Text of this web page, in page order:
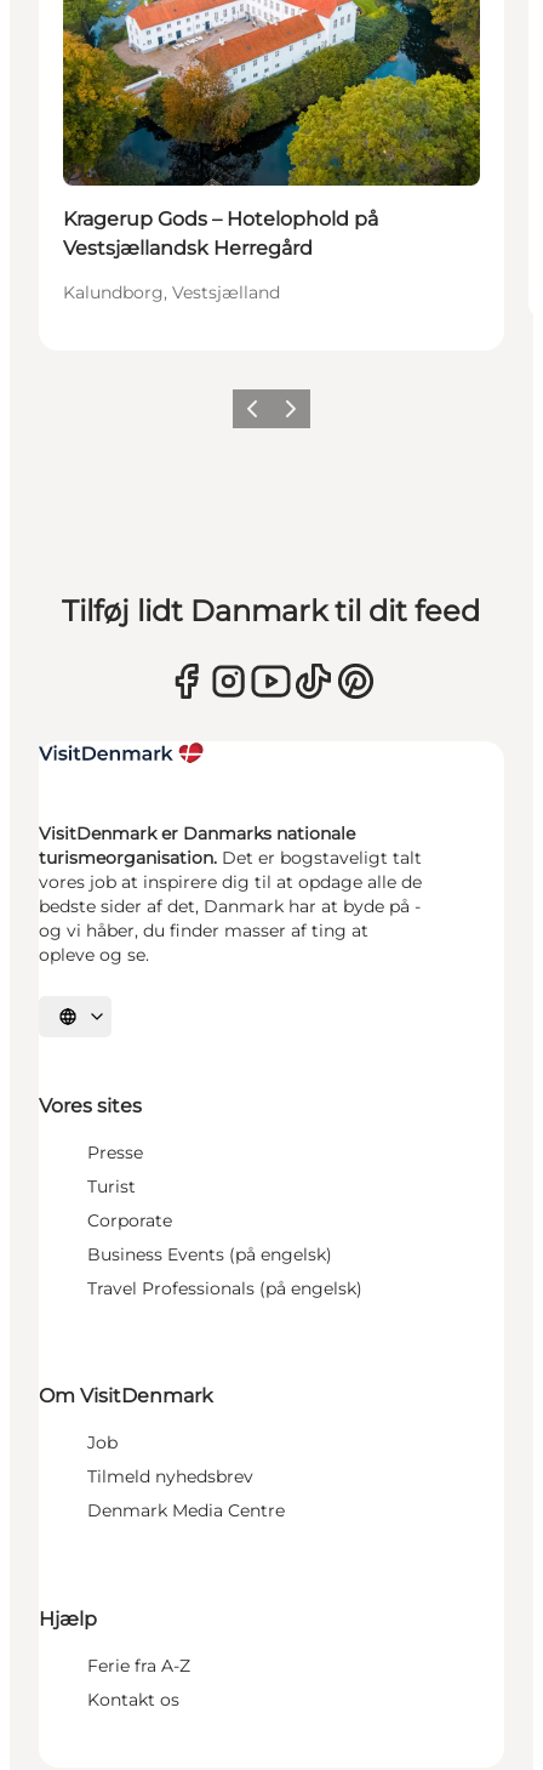
Bæredygtige oplevelser
Kragerup Gods – Hotelophold på
Vestsjællandsk Herregård
Kalundborg, Vestsjælland
ForrigeNæste
Tilføj lidt Danmark til dit feed
VisitDenmark er Danmarks nationale
turismeorganisation. Det er bogstaveligt talt
vores job at inspirere dig til at opdage alle de
bedste sider af det, Danmark har at byde på -
og vi håber, du finder masser af ting at
opleve og se.
Vælg sprog
Vores sites
Presse
Turist
Corporate
Business Events (på engelsk)
Travel Professionals (på engelsk)
Om VisitDenmark
Job
Tilmeld nyhedsbrev
Denmark Media Centre
Hjælp
Ferie fra A-Z
Kontakt os